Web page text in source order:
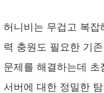
허니비는 무겁고 복잡
력 충원도 필요한 기
문제를 해결하는데
서버에 대한 정밀한